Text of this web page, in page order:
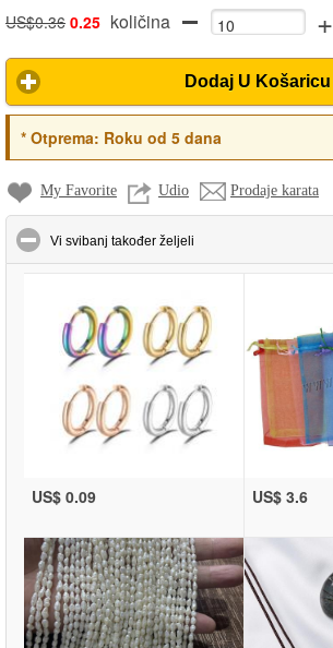
US$0.36 0.25 količina +
Dodaj U Košaricu
*Otprema: Roku od 5 dana
My Favorite Udio Prodaje karata
Vi svibanj također željeli
US$ 0.09 US$ 3.6